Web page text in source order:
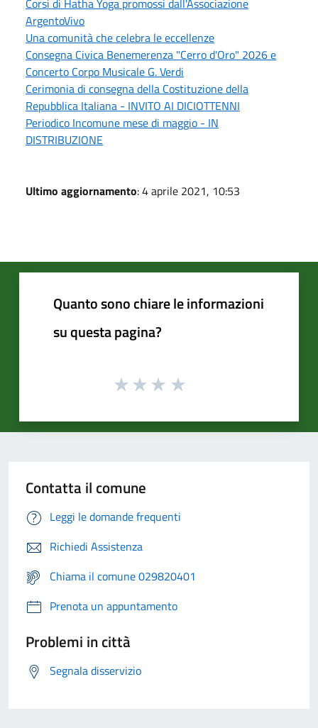
ArgentoVivo
Una comunità che celebra le eccellenze
Consegna Civica Benemerenza "Cerro d'Oro" 2026 e
Concerto Corpo Musicale G. Verdi
Cerimonia di consegna della Costituzione della
Repubblica Italiana - INVITO AI DICIOTTENNI
Periodico Incomune mese di maggio - IN
DISTRIBUZIONE
Ultimo aggiornamento: 4 aprile 2021, 10:53
Quanto sono chiare le informazioni
su questa pagina?
Contatta il comune
Leggi le domande frequenti
Richiedi Assistenza
Chiama il comune 029820401
Prenota un appuntamento
Problemi in città
Segnala disservizio